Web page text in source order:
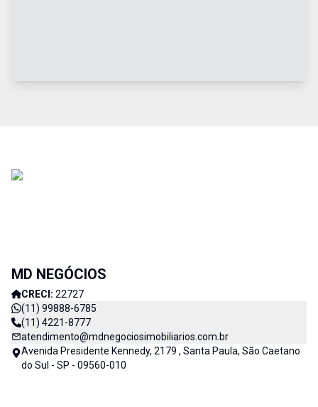
MD NEGÓCIOS
CRECI: 22727
(11) 99888-6785
(11) 4221-8777
atendimento@mdnegociosimobiliarios.com.br
Avenida Presidente Kennedy, 2179 , Santa Paula, São Caetano
do Sul - SP - 09560-010